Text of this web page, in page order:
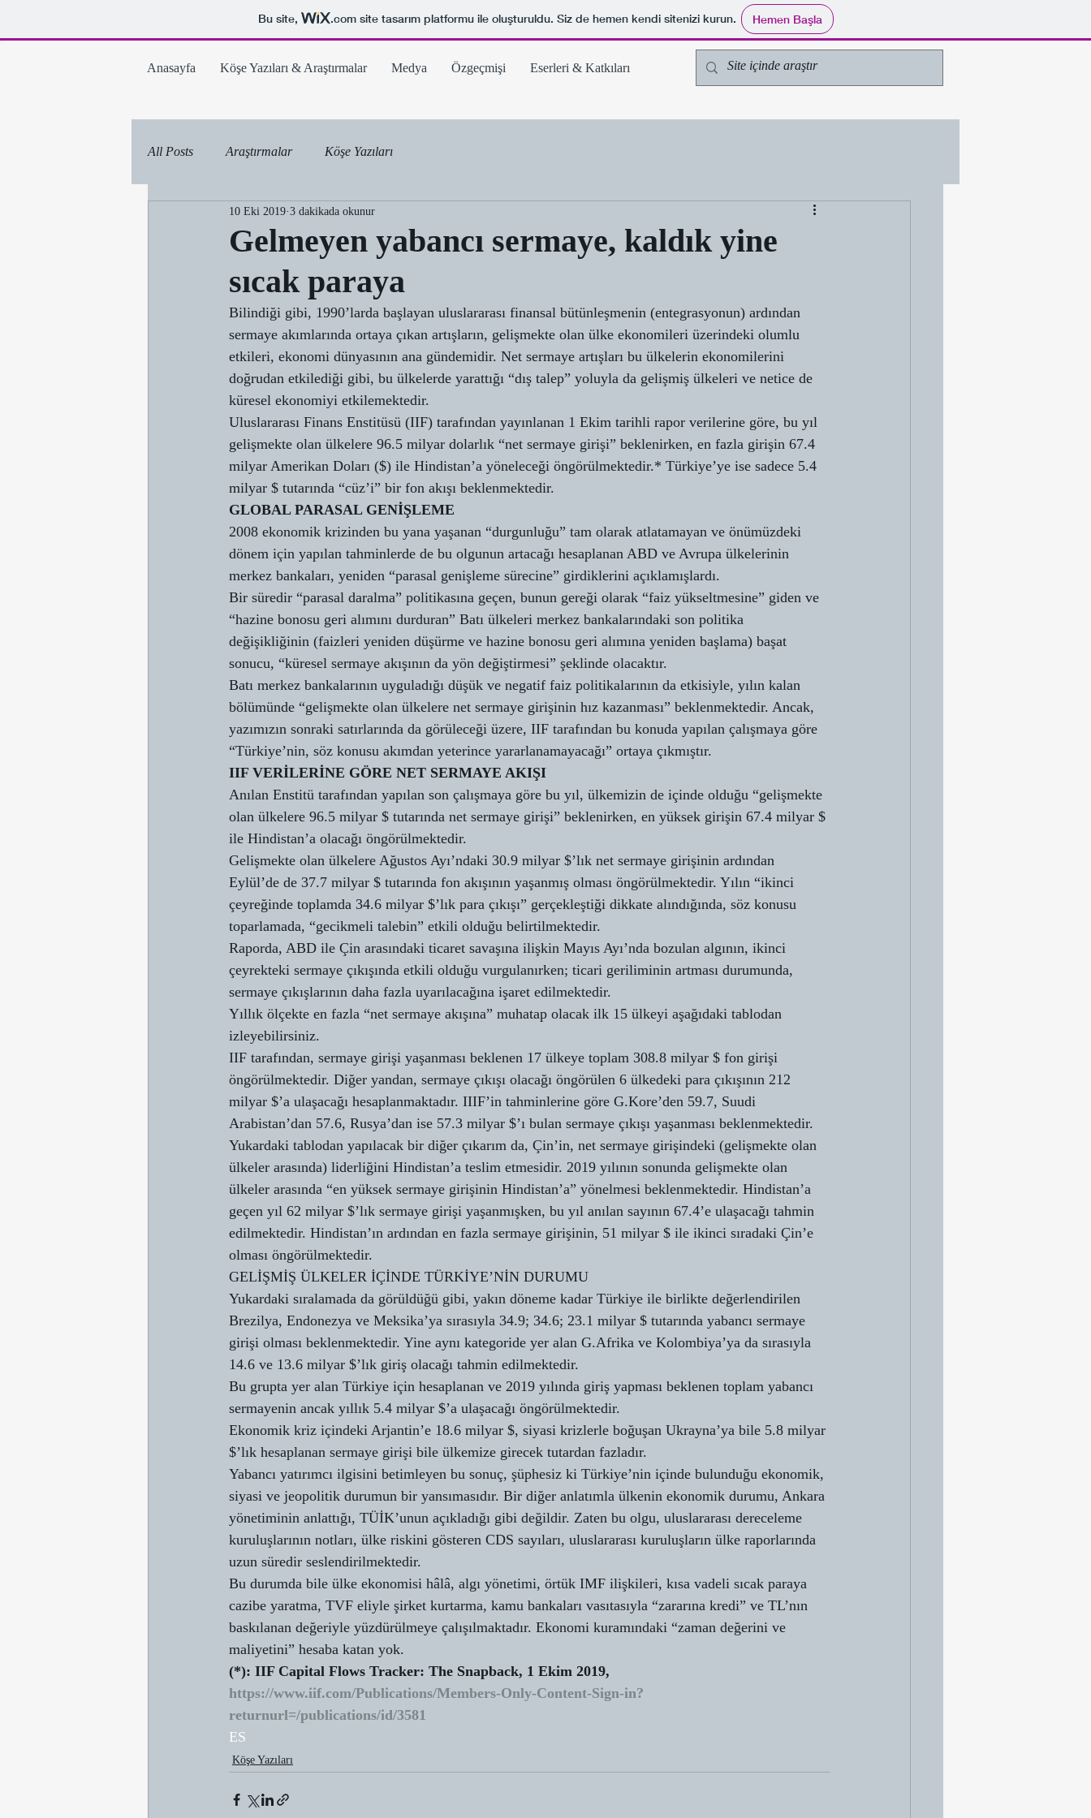
Bu site, .comsite tasarım platformu ile oluşturuldu. Siz de hemen kendi sitenizi kurun. Hemen Başla
Anasayfa Köşe Yazıları & Araştırmalar Medya Özgeçmişi Eserleri & Katkıları
All Posts Araştırmalar Köşe Yazıları
Gelmeyen yabancı sermaye, kaldık yine
sıcak paraya
10 Eki 2019 3 dakikada okunur
Bilindiği gibi, 1990’larda başlayan uluslararası finansal bütünleşmenin (entegrasyonun) ardından
sermaye akımlarında ortaya çıkan artışların, gelişmekte olan ülke ekonomileri üzerindeki olumlu
etkileri, ekonomi dünyasının ana gündemidir. Net sermaye artışları bu ülkelerin ekonomilerini
doğrudan etkilediği gibi, bu ülkelerde yarattığı “dış talep” yoluyla da gelişmiş ülkeleri ve netice de
küresel ekonomiyi etkilemektedir.
Uluslararası Finans Enstitüsü (IIF) tarafından yayınlanan 1 Ekim tarihli rapor verilerine göre, bu yıl
gelişmekte olan ülkelere 96.5 milyar dolarlık “net sermaye girişi” beklenirken, en fazla girişin 67.4
milyar Amerikan Doları ($) ile Hindistan’a yöneleceği öngörülmektedir.* Türkiye’ye ise sadece 5.4
milyar $ tutarında “cüz’i” bir fon akışı beklenmektedir.
GLOBAL PARASAL GENİŞLEME
2008 ekonomik krizinden bu yana yaşanan “durgunluğu” tam olarak atlatamayan ve önümüzdeki
dönem için yapılan tahminlerde de bu olgunun artacağı hesaplanan ABD ve Avrupa ülkelerinin
merkez bankaları, yeniden “parasal genişleme sürecine” girdiklerini açıklamışlardı.
Bir süredir “parasal daralma” politikasına geçen, bunun gereği olarak “faiz yükseltmesine” giden ve
“hazine bonosu geri alımını durduran” Batı ülkeleri merkez bankalarındaki son politika
değişikliğinin (faizleri yeniden düşürme ve hazine bonosu geri alımına yeniden başlama) başat
sonucu, “küresel sermaye akışının da yön değiştirmesi” şeklinde olacaktır.
Batı merkez bankalarının uyguladığı düşük ve negatif faiz politikalarının da etkisiyle, yılın kalan
bölümünde “gelişmekte olan ülkelere net sermaye girişinin hız kazanması” beklenmektedir. Ancak,
yazımızın sonraki satırlarında da görüleceği üzere, IIF tarafından bu konuda yapılan çalışmaya göre
“Türkiye’nin, söz konusu akımdan yeterince yararlanamayacağı” ortaya çıkmıştır.
IIF VERİLERİNE GÖRE NET SERMAYE AKIŞI
Anılan Enstitü tarafından yapılan son çalışmaya göre bu yıl, ülkemizin de içinde olduğu “gelişmekte
olan ülkelere 96.5 milyar $ tutarında net sermaye girişi” beklenirken, en yüksek girişin 67.4 milyar $
ile Hindistan’a olacağı öngörülmektedir.
Gelişmekte olan ülkelere Ağustos Ayı’ndaki 30.9 milyar $’lık net sermaye girişinin ardından
Eylül’de de 37.7 milyar $ tutarında fon akışının yaşanmış olması öngörülmektedir. Yılın “ikinci
çeyreğinde toplamda 34.6 milyar $’lık para çıkışı” gerçekleştiği dikkate alındığında, söz konusu
toparlamada, “gecikmeli talebin” etkili olduğu belirtilmektedir.
Raporda, ABD ile Çin arasındaki ticaret savaşına ilişkin Mayıs Ayı’nda bozulan algının, ikinci
çeyrekteki sermaye çıkışında etkili olduğu vurgulanırken; ticari geriliminin artması durumunda,
sermaye çıkışlarının daha fazla uyarılacağına işaret edilmektedir.
Yıllık ölçekte en fazla “net sermaye akışına” muhatap olacak ilk 15 ülkeyi aşağıdaki tablodan
izleyebilirsiniz.
IIF tarafından, sermaye girişi yaşanması beklenen 17 ülkeye toplam 308.8 milyar $ fon girişi
öngörülmektedir. Diğer yandan, sermaye çıkışı olacağı öngörülen 6 ülkedeki para çıkışının 212
milyar $’a ulaşacağı hesaplanmaktadır. IIIF’in tahminlerine göre G.Kore’den 59.7, Suudi
Arabistan’dan 57.6, Rusya’dan ise 57.3 milyar $’ı bulan sermaye çıkışı yaşanması beklenmektedir.
Yukardaki tablodan yapılacak bir diğer çıkarım da, Çin’in, net sermaye girişindeki (gelişmekte olan
ülkeler arasında) liderliğini Hindistan’a teslim etmesidir. 2019 yılının sonunda gelişmekte olan
ülkeler arasında “en yüksek sermaye girişinin Hindistan’a” yönelmesi beklenmektedir. Hindistan’a
geçen yıl 62 milyar $’lık sermaye girişi yaşanmışken, bu yıl anılan sayının 67.4’e ulaşacağı tahmin
edilmektedir. Hindistan’ın ardından en fazla sermaye girişinin, 51 milyar $ ile ikinci sıradaki Çin’e
olması öngörülmektedir.
GELİŞMİŞ ÜLKELER İÇİNDE TÜRKİYE’NİN DURUMU
Yukardaki sıralamada da görüldüğü gibi, yakın döneme kadar Türkiye ile birlikte değerlendirilen
Brezilya, Endonezya ve Meksika’ya sırasıyla 34.9; 34.6; 23.1 milyar $ tutarında yabancı sermaye
girişi olması beklenmektedir. Yine aynı kategoride yer alan G.Afrika ve Kolombiya’ya da sırasıyla
14.6 ve 13.6 milyar $’lık giriş olacağı tahmin edilmektedir.
Bu grupta yer alan Türkiye için hesaplanan ve 2019 yılında giriş yapması beklenen toplam yabancı
sermayenin ancak yıllık 5.4 milyar $’a ulaşacağı öngörülmektedir.
Ekonomik kriz içindeki Arjantin’e 18.6 milyar $, siyasi krizlerle boğuşan Ukrayna’ya bile 5.8 milyar
$’lık hesaplanan sermaye girişi bile ülkemize girecek tutardan fazladır.
Yabancı yatırımcı ilgisini betimleyen bu sonuç, şüphesiz ki Türkiye’nin içinde bulunduğu ekonomik,
siyasi ve jeopolitik durumun bir yansımasıdır. Bir diğer anlatımla ülkenin ekonomik durumu, Ankara
yönetiminin anlattığı, TÜİK’unun açıkladığı gibi değildir. Zaten bu olgu, uluslararası dereceleme
kuruluşlarının notları, ülke riskini gösteren CDS sayıları, uluslararası kuruluşların ülke raporlarında
uzun süredir seslendirilmektedir.
Bu durumda bile ülke ekonomisi hâlâ, algı yönetimi, örtük IMF ilişkileri, kısa vadeli sıcak paraya
cazibe yaratma, TVF eliyle şirket kurtarma, kamu bankaları vasıtasıyla “zararına kredi” ve TL’nın
baskılanan değeriyle yüzdürülmeye çalışılmaktadır. Ekonomi kuramındaki “zaman değerini ve
maliyetini” hesaba katan yok.
(*): IIF Capital Flows Tracker: The Snapback, 1 Ekim 2019,
https://www.iif.com/Publications/Members-Only-Content-Sign-in?
returnurl=/publications/id/3581
ES
Köşe Yazıları